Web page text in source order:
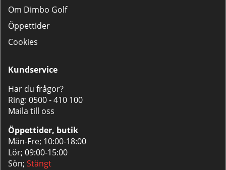
Om Dimbo Golf
Öppettider
Cookies
Kundservice
Har du frågor?
Ring: 0500 - 410 100
Maila till oss
Öppettider, butik
Mån-Fre; 10:00-18:00
Lör; 09:00-15:00
Sön; Stängt